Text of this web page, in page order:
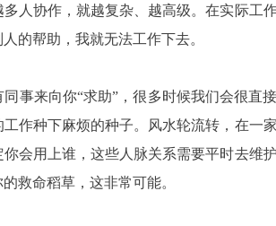
人协作，就越复杂、越高级。在实际工
的帮助，我就无法工作下去。
来向你“求助”，很多时候我们会很直
作种下麻烦的种子。风水轮流转，在一
会用上谁，这些人脉关系需要平时去维
救命稻草，这非常可能。